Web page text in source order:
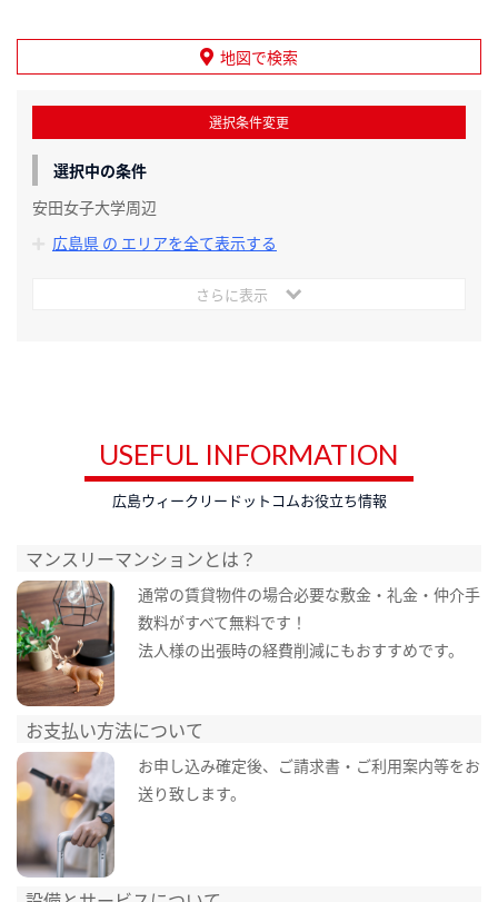
地図で検索
選択条件変更
選択中の条件
安田女子大学周辺
広島県 の エリアを全て表示する
さらに表示
USEFUL INFORMATION
広島ウィークリードットコムお役立ち情報
マンスリーマンションとは？
通常の賃貸物件の場合必要な敷金・礼金・仲介手
数料がすべて無料です！
法人様の出張時の経費削減にもおすすめです。
お支払い方法について
お申し込み確定後、ご請求書・ご利用案内等をお
送り致します。